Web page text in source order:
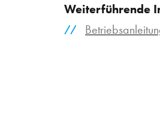
Weiterführende